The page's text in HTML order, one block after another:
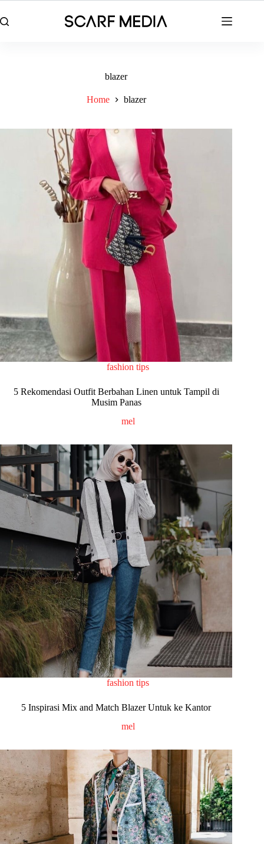
to
content
blazer
Home blazer
fashion tips
5 Rekomendasi Outfit Berbahan Linen untuk Tampil di
Musim Panas
mel
fashion tips
5 Inspirasi Mix and Match Blazer Untuk ke Kantor
mel